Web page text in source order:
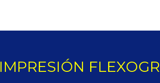
IMPRESIÓN